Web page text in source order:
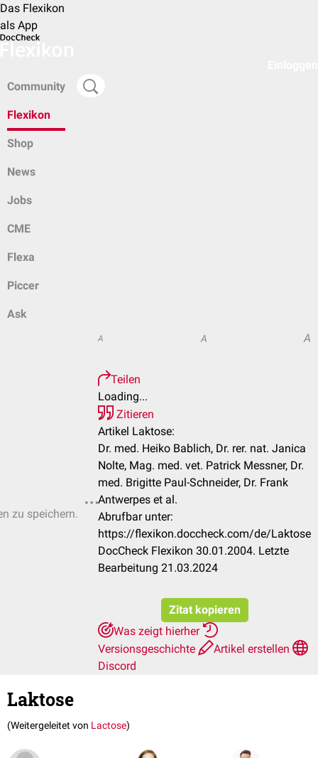
Das Flexikon
als App
Community
Flexikon
Shop
News
Jobs
CME
Flexa
Piccer
Ask
zu speichern.
A A A
Teilen
Loading...
Zitieren
Artikel Laktose:
Dr. med. Heiko Bablich, Dr. rer. nat. Janica
Nolte, Mag. med. vet. Patrick Messner, Dr.
med. Brigitte Paul-Schneider, Dr. Frank
Antwerpes et al.
Abrufbar unter:
https://flexikon.doccheck.com/de/Laktose
DocCheck Flexikon 30.01.2004. Letzte
Bearbeitung 21.03.2024
Zitat kopieren
Was zeigt hierher
Versionsgeschichte
Artikel erstellen
Discord
Laktose
(Weitergeleitet von Lactose)